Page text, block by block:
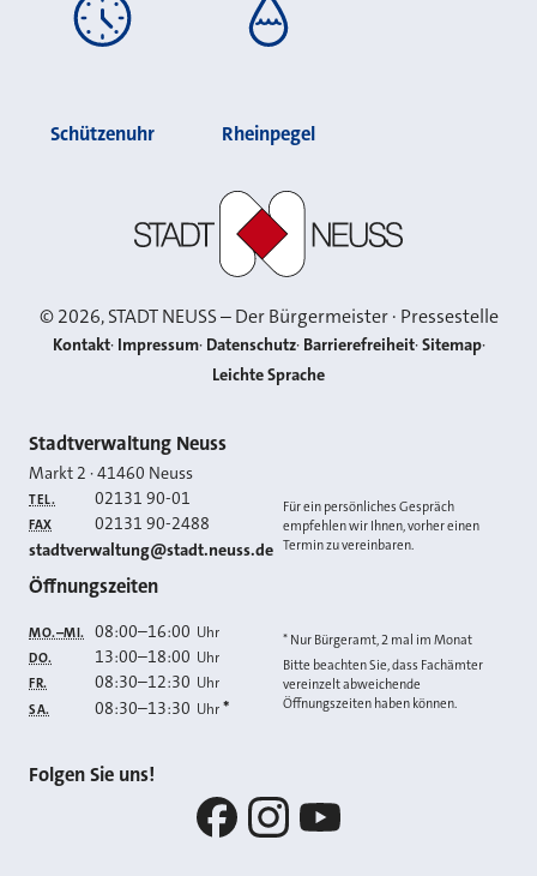
Schützenuhr Rheinpegel
©2026, STADT NEUSS – Der Bürgermeister · Pressestelle
Kontakt Impressum Datenschutz Barrierefreiheit Sitemap
Leichte Sprache
Kontakt
Stadtverwaltung Neuss
Markt 2 ·41460 Neuss
TEL. 02131 90-01
FAX 02131 90-2488
E-MAIL
stadtverwaltung@stadt.neuss.de
Für ein persönliches Gespräch
empfehlen wir Ihnen, vorher einen
Termin zu vereinbaren.
Öffnungszeiten
MO.–MI. 08:00–16:00 Uhr
DO. 13:00–18:00 Uhr
FR. 08:30–12:30 Uhr
SA. 08:30–13:30 Uhr *
* Nur Bürgeramt, 2 mal im Monat
Bitte beachten Sie, dass Fachämter
vereinzelt abweichende
Öffnungszeiten haben können.
Folgen Sie uns!